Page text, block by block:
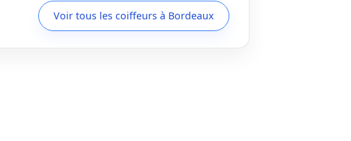
Voir tous les coiffeurs à Bordeaux